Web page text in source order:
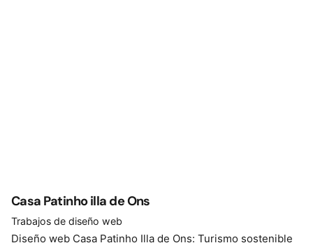
Casa Patinho illa de Ons
Trabajos de diseño web
Diseño web Casa Patinho Illa de Ons: Turismo sostenible